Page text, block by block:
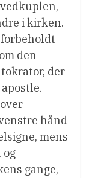
i kirken.
den
der
hånd
mens
og
gange,